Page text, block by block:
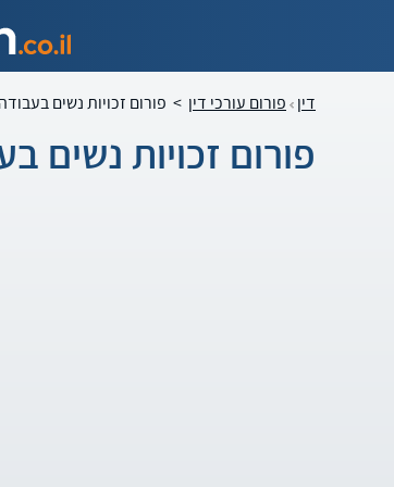
דין פורום עורכי דין > פורום זכויות נשים
פורום זכויות נשים